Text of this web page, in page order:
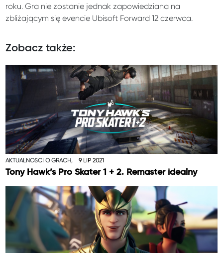
roku. Gra nie zostanie jednak zapowiedziana na
zbliżającym się evencie Ubisoft Forward 12 czerwca.
Zobacz także:
AKTUALNOŚCI O GRACH, 9 LIP 2021
Tony Hawk’s Pro Skater 1 + 2. Remaster idealny